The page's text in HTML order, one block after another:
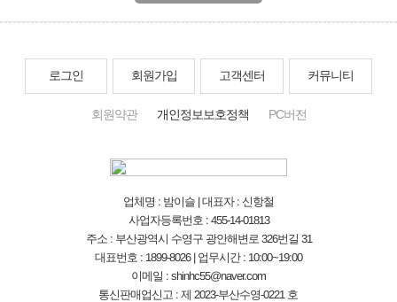
로그인 회원가입 고객센터 커뮤니티
회원약관 개인정보보호정책 PC버전
업체명 : 밤이슬 | 대표자 : 신항철
사업자등록번호 : 455-14-01813
주소 : 부산광역시 수영구 광안해변로 326번길 31
대표번호 : 1899-8026 | 업무시간 : 10:00~19:00
이메일 : shinhc55@naver.com
통신판매업신고 : 제 2023-부산수영-0221 호